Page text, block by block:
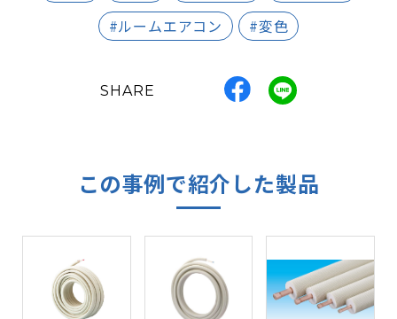
#ルームエアコン
#変色
SHARE
この事例で紹介した製品